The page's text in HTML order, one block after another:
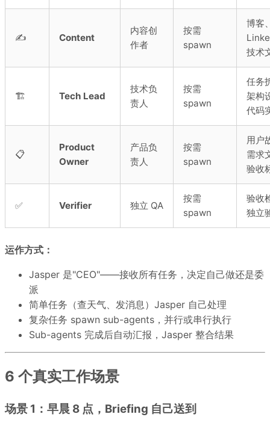
✍️ Content
内容创
作者
按需
spawn
博客
技术
🏗️ Tech Lead
技术负
责人
按需
spawn
任务
架构
代码
📋
Product
Owner
产品负
责人
按需
spawn
用户
需求
验收
✅ Verifier 独立 QA
按需
spawn
验收
独立
运作方式：
Jasper 是"CEO"——接收所有任务，决定自己做还是委
派
简单任务（查天气、发消息）Jasper 自己处理
复杂任务 spawn sub-agents，并行或串行执行
Sub-agents 完成后自动汇报，Jasper 整合结果
6 个真实工作场景
场景 1：早晨 8 点，Briefing 自己送到